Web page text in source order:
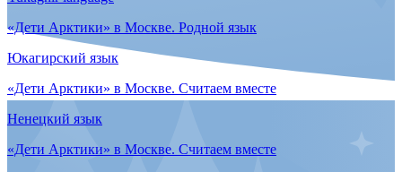
«Дети Арктики» в Москве. Родной язык
Долганский язык
Children of the Arctic in Moscow Part 2
Chukchi language
Children of the Arctic in Moscow Part 2